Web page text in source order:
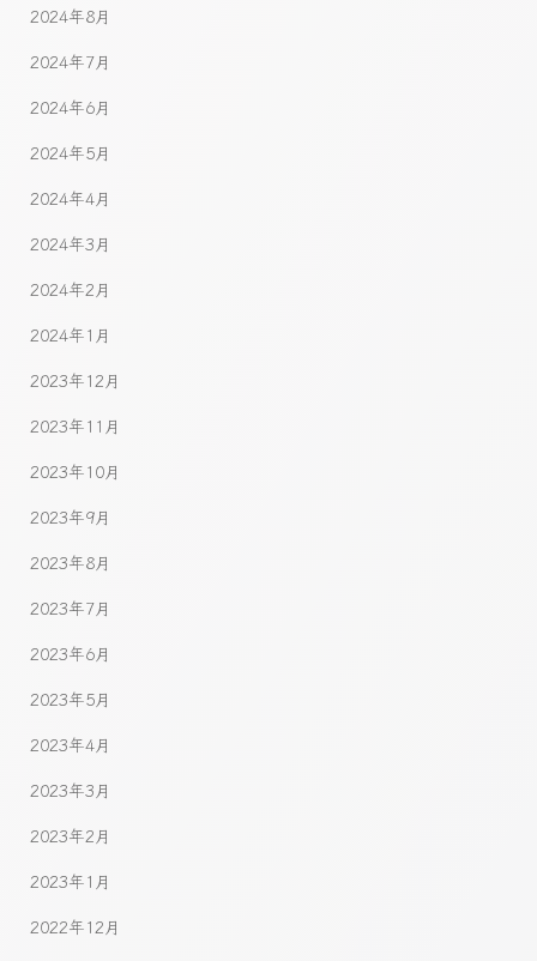
2024年8月
2024年7月
2024年6月
2024年5月
2024年4月
2024年3月
2024年2月
2024年1月
2023年12月
2023年11月
2023年10月
2023年9月
2023年8月
2023年7月
2023年6月
2023年5月
2023年4月
2023年3月
2023年2月
2023年1月
2022年12月